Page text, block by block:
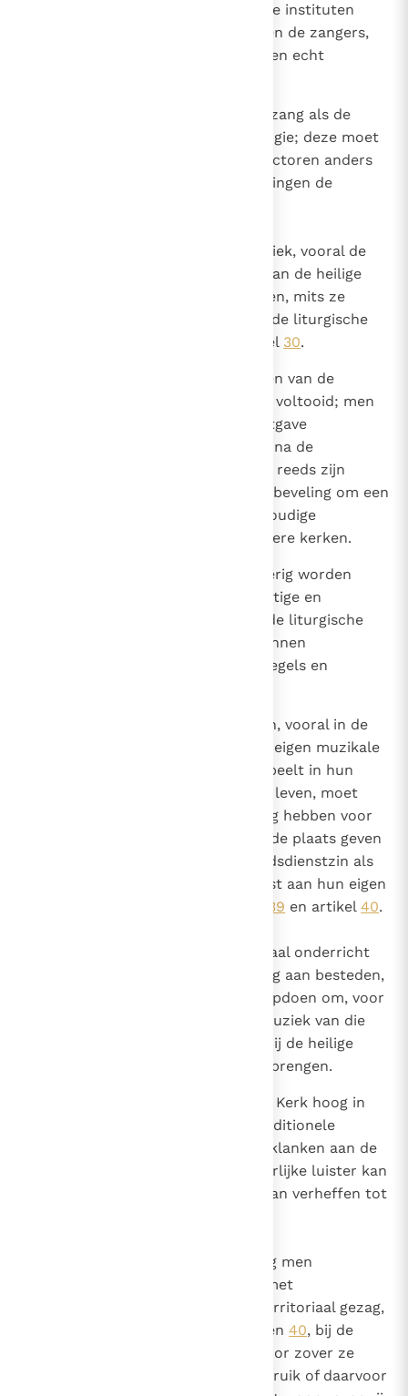
oprichting aanbevolen van hogere instituten
voor gewijde muziek. De musici en de zangers,
vooral de jongens, moeten ook een echt
De Kerk erkent de Gregoriaanse zang als de
eigen zang van de Romeinse liturgie; deze moet
daarom, waar geen bijzondere factoren anders
vereisen, in de liturgische handelingen de
Andere soorten van gewijde muziek, vooral de
polyfonie, worden bij de viering van de heilige
diensten volstrekt niet uitgesloten, mits ze
beantwoorden aan de geest van de liturgische
handeling, overeenkomstig artikel 30.
De officiële uitgave van de boeken van de
Gregoriaanse zang moet worden voltooid; men
moet zelfs een meer kritische uitgave
voorbereiden van de boeken, die na de
vernieuwing van de heilige Pius X reeds zijn
uitgegeven. Ook verdient het aanbeveling om een
uitgave te maken van meer eenvoudige
melodieën ten behoeve van kleinere kerken.
De religieuze volkszang moet ijverig worden
gestimuleerd, zodat bij godvruchtige en
godsdienstige oefeningen en bij de liturgische
handelingen zelf de gelovigen kunnen
meezingen, overeenkomstig de regels en
Omdat men in sommige gebieden, vooral in de
missies, volken aantreft met een eigen muzikale
traditie, die een belangrijke rol speelt in hun
godsdienstig en maatschappelijk leven, moet
men de verschuldigde waardering hebben voor
deze muziek en haar een passende plaats geven
zowel bij de vorming van hun godsdienstzin als
bij de aanpassing van de eredienst aan hun eigen
39 en artikel40.
Daarom moet men bij het muzikaal onderricht
aan de missionarissen er alle zorg aan besteden,
dat zij de nodige bekwaamheid opdoen om, voor
zover mogelijk, de traditionele muziek van die
volken zowel op de scholen als bij de heilige
handelingen tot ontwikkeling te brengen.
Het pijporgel moet in de Latijnse Kerk hoog in
ere worden gehouden als het traditionele
muziekinstrument, Dat met zijn klanken aan de
kerkelijke plechtigheden een heerlijke luister kan
bijzetten en de geest zo intens kan verheffen tot
Andere muziekinstrumenten mag men
overeenkomstig het oordeel en met
toestemming van het bevoegd territoriaal gezag,
en40, bij de
goddelijke eredienst toestaan, voor zover ze
geschikt zijn voor liturgische gebruik of daarvoor